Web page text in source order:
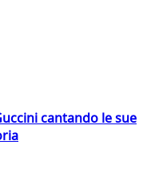
cantando le sue